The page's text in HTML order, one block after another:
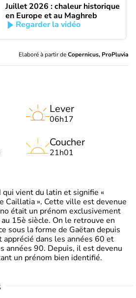
Juillet 2026 : chaleur historique
en Europe et au Maghreb
Regarder la vidéo
Elaboré à partir deCopernicus, ProPluvia
Lever
06h17
Coucher
21h01
qui vient du latin et signifie «
Caillatia ». Cette ville est devenue
était un prénom exclusivement
15è siècle. On le retrouve en
sous la forme de Gaëtan depuis
dans les années 60 et
années 90. Depuis, il est devenu
un prénom bien identifié.